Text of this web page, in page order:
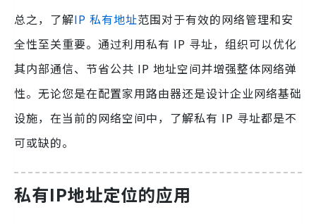
总之，了解IP 私有地址范围对于有效的网络管理和安
全性至关重要。通过利用私有 IP 寻址，组织可以优化
其内部通信、节省公共 IP 地址空间并增强整体网络弹
性。无论您是在配置家用路由器还是设计企业网络基础
设施，在当前的网络空间中，了解私有 IP 寻址都是不
可或缺的。
私有IP地址定位的应用